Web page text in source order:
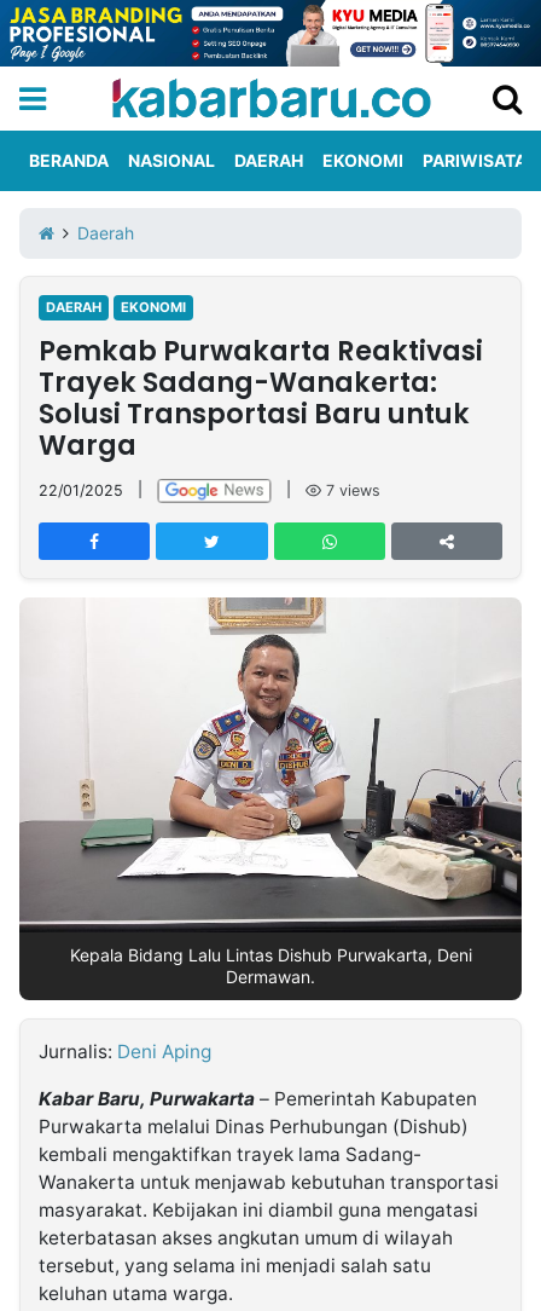
Iklan
Berita
Kami
Nasional
International
Olahraga
Entertainment
Daerah
Pariwisata
Kuliner
Kolom
Network
PT
TREETAN
MULTIMEDIA
INDONESIA
Kabarbaru
Kabarbaru.co
2026
Kabarbaru
Media
Holding
BERANDA NASIONAL DAERAH EKONOMI PARIWISATA
Daerah
DAERAH EKONOMI
Pemkab Purwakarta Reaktivasi
Trayek Sadang-Wanakerta:
Solusi Transportasi Baru untuk
Warga
22/01/2025 7 views
Kepala Bidang Lalu Lintas Dishub Purwakarta, Deni
Dermawan.
Jurnalis: Deni Aping
Kabar Baru, Purwakarta – Pemerintah Kabupaten
Purwakarta melalui Dinas Perhubungan (Dishub)
kembali mengaktifkan trayek lama Sadang-
Wanakerta untuk menjawab kebutuhan transportasi
masyarakat. Kebijakan ini diambil guna mengatasi
keterbatasan akses angkutan umum di wilayah
tersebut, yang selama ini menjadi salah satu
keluhan utama warga.